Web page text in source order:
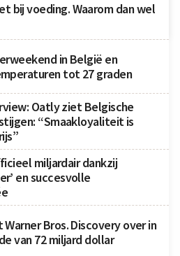
bij voeding. Waarom dan wel
in België en
tot 27 graden
Oatly ziet Belgische
“Smaakloyaliteit is
miljardair dankzij
en succesvolle
Bros. Discovery over in
van 72 miljard dollar